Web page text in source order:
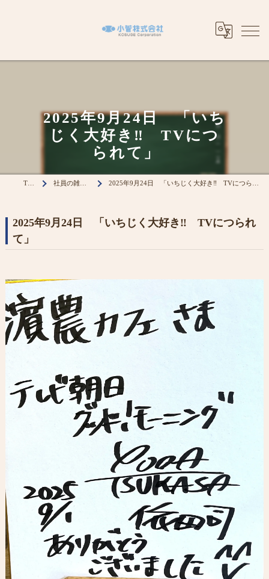
2025年9月24日 「いち
じく大好き‼ TVにつ
られて」
TOP 社員の雑記帳 2025年9月24日 「いちじく大好き‼ TVにつられて」
2025年9月24日 「いちじく大好き‼ TVにつられ
て」